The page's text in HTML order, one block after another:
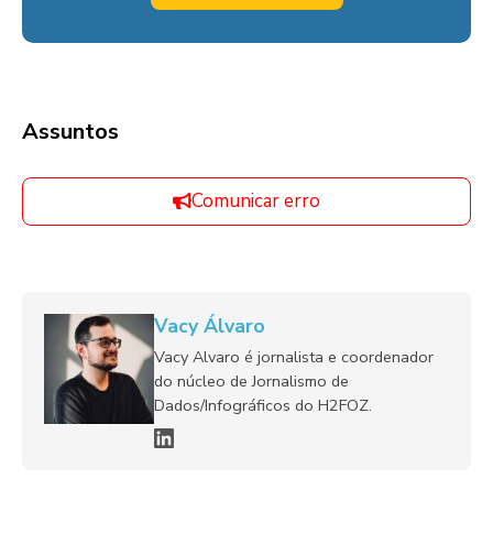
Assuntos
Comunicar erro
Vacy Álvaro
Vacy Alvaro é jornalista e coordenador
do núcleo de Jornalismo de
Dados/Infográficos do H2FOZ.